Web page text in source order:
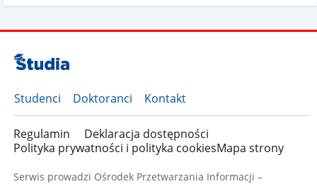
Studenci Doktoranci Kontakt
Regulamin
Deklaracja dostępności
Polityka prywatności i polityka cookiesMapa strony
Serwis prowadzi Ośrodek Przetwarzania Informacji –